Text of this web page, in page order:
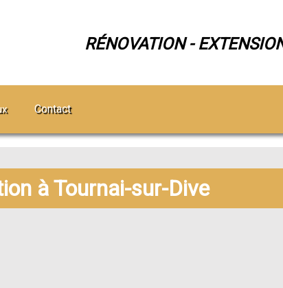
RÉNOVATION -
Contact
à Tournai-sur-Dive